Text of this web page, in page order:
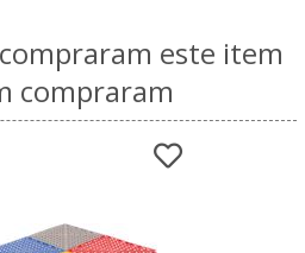
este item
compraram